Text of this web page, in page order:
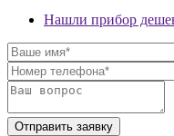
Нашли прибор